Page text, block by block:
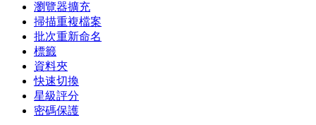
瀏覽器擴充
掃描重複檔案
批次重新命名
標籤
資料夾
快速切換
星級評分
密碼保護